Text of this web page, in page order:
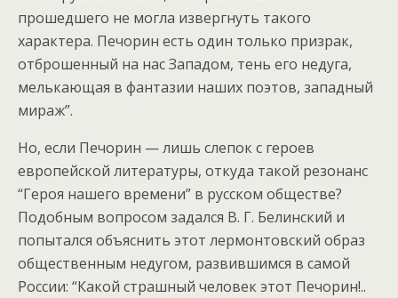
прошедшего не могла извергнуть такого
характера. Печорин есть один только призрак,
отброшенный на нас Западом, тень его недуга,
мелькающая в фантазии наших поэтов, западный
мираж”.
Но, если Печорин — лишь слепок с героев
европейской литературы, откуда такой резонанс
“Героя нашего времени” в русском обществе?
Подобным вопросом задался В. Г. Белинский и
попытался объяснить этот лермонтовский образ
общественным недугом, развившимся в самой
России: “Какой страшный человек этот Печорин!..